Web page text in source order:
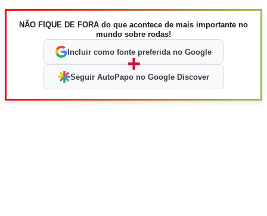
NÃO FIQUE DE FORA do que acontece de mais importante no
mundo sobre rodas!
Incluir como fonte preferida no Google
+
Seguir AutoPapo no Google Discover